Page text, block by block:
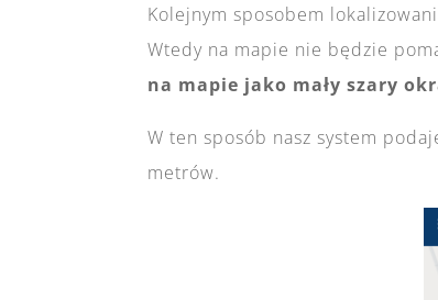
Kolejnym sposobem
Wtedy na mapie nie będzie
na mapie jako mały szary
W ten sposób nasz system
metrów.